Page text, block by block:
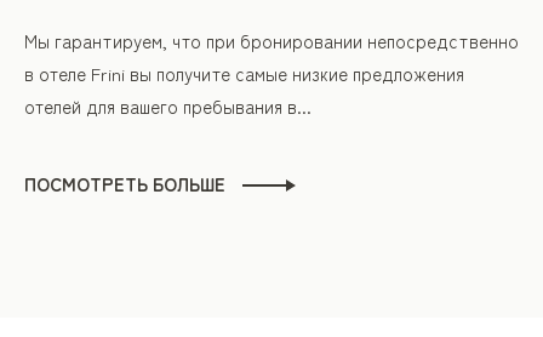
Мы гарантируем, что при бронировании непосредственно
в отеле Frini вы получите самые низкие предложения
отелей для вашего пребывания в...
ПОСМОТРЕТЬ БОЛЬШЕ